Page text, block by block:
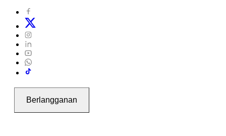
Berlangganan